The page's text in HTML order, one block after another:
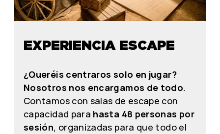
EXPERIENCIA ESCAPE
¿Queréis centraros solo en jugar?
Nosotros nos encargamos de todo.
Contamos con salas de escape con
capacidad para hasta 48 personas por
sesión, organizadas para que todo el